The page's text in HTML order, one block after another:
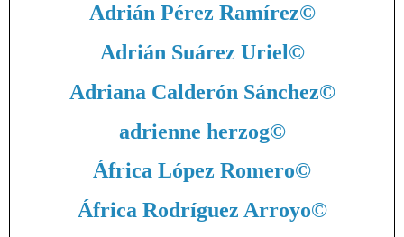
Adrián Pérez Ramírez©
Adrián Suárez Uriel©
Adriana Calderón Sánchez©
adrienne herzog©
África López Romero©
África Rodríguez Arroyo©